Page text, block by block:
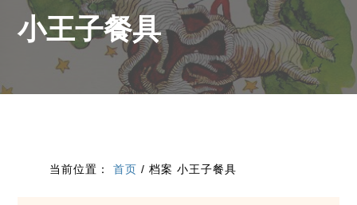
小王子餐具
当前位置：首页 / 档案 小王子餐具